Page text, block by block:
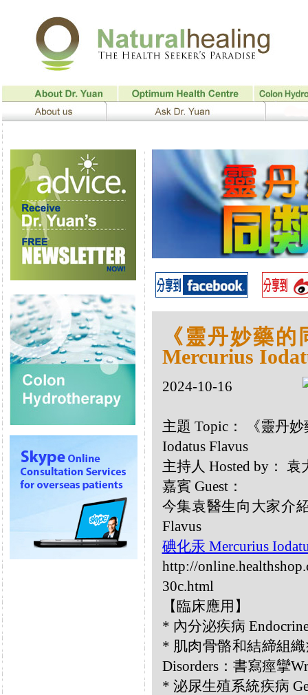
《靈丹妙藥
Mercurius
2024-10-16
主題 Topic： 《靈丹
Iodatus Flavus
主持人 Hosted by：
嘉賓 Guest：
今集袁醫生向大家介
Flavus
碘化汞 Mercurius
http://
30c.html
【臨床應用】
* 內分泌疾病
* 肌肉骨骼和結締組織
Disorders：書寫痙攣
* 泌尿生殖系統疾病